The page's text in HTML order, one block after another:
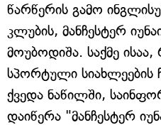
წარწერის გამო
კლუბის, მანჩესტერ
მოუბოდიშა. საქმე
სპორტული სიახლეების
ქვედა ნაწილში,
დაიწერა "მანჩესტერ